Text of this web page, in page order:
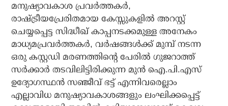
മനുഷ്യാവകാശ പ്രവര്‍ത്തകര്‍,
രാഷ്ട്രീയപ്രേരിതമായ കേസ്സുകളില്‍ അറസ്റ്റ്
ചെയ്യപ്പെട്ട സിദ്ധീഖ് കാപ്പനടക്കമുള്ള അനേകം
മാധ്യമപ്രവര്‍ത്തകര്‍, വര്‍ഷങ്ങള്‍ക്ക് മുമ്പ് നടന്ന
ഒരു കസ്റ്റഡി മരണത്തിന്റെ പേരില്‍ ഗുജറാത്ത്
സര്‍ക്കാര്‍ തടവിലിട്ടിരിക്കുന്ന മുന്‍ ഐ.പി.എസ്
ഉദ്യോഗസ്ഥന്‍ സഞ്ജീവ് ഭട്ട് എന്നിവരെല്ലാം
എല്ലാവിധ മനുഷ്യാവകാശങ്ങളും ലംഘിക്കപ്പെട്ട്